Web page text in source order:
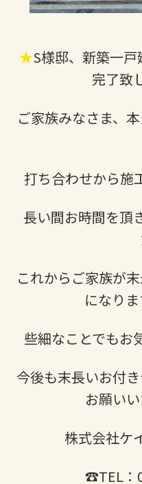
★S様邸、新築一
完了致
ご家族みなさま、
打ち合わせから施
長い間お時間を頂
これからご家族が
になり
些細なことでもお
今後も末長いお付
お願い
株式会社ケ
☎TEL：